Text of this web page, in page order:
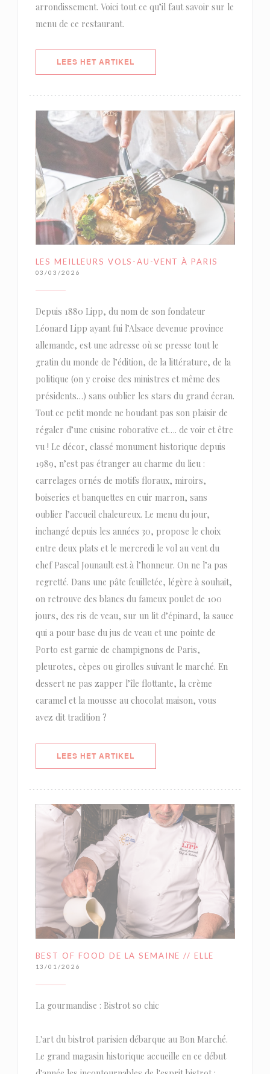
arrondissement. Voici tout ce qu’il faut savoir sur le
menu de ce restaurant.
LEES HET ARTIKEL
LES MEILLEURS VOLS-AU-VENT À PARIS
03/03/2026
Depuis 1880 Lipp, du nom de son fondateur
Léonard Lipp ayant fui l’Alsace devenue province
allemande, est une adresse où se presse tout le
gratin du monde de l’édition, de la littérature, de la
politique (on y croise des ministres et même des
présidents…) sans oublier les stars du grand écran.
Tout ce petit monde ne boudant pas son plaisir de
régaler d’une cuisine roborative et…. de voir et être
vu ! Le décor, classé monument historique depuis
1989, n’est pas étranger au charme du lieu :
carrelages ornés de motifs floraux, miroirs,
boiseries et banquettes en cuir marron, sans
oublier l’accueil chaleureux. Le menu du jour,
inchangé depuis les années 30, propose le choix
entre deux plats et le mercredi le vol au vent du
chef Pascal Jounault est à l’honneur. On ne l’a pas
regretté. Dans une pâte feuilletée, légère à souhait,
on retrouve des blancs du fameux poulet de 100
jours, des ris de veau, sur un lit d’épinard, la sauce
qui a pour base du jus de veau et une pointe de
Porto est garnie de champignons de Paris,
pleurotes, cèpes ou girolles suivant le marché. En
dessert ne pas zapper l’île flottante, la crème
caramel et la mousse au chocolat maison, vous
avez dit tradition ?
LEES HET ARTIKEL
BEST OF FOOD DE LA SEMAINE // ELLE
13/01/2026
La gourmandise : Bistrot so chic
L'art du bistrot parisien débarque au Bon Marché.
Le grand magasin historique accueille en ce début